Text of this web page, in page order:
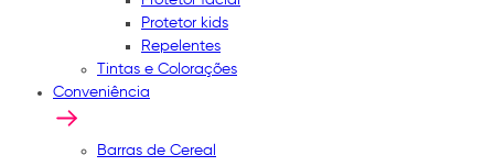
Protetor kids
Repelentes
Tintas e Colorações
Conveniência
Barras de Cereal